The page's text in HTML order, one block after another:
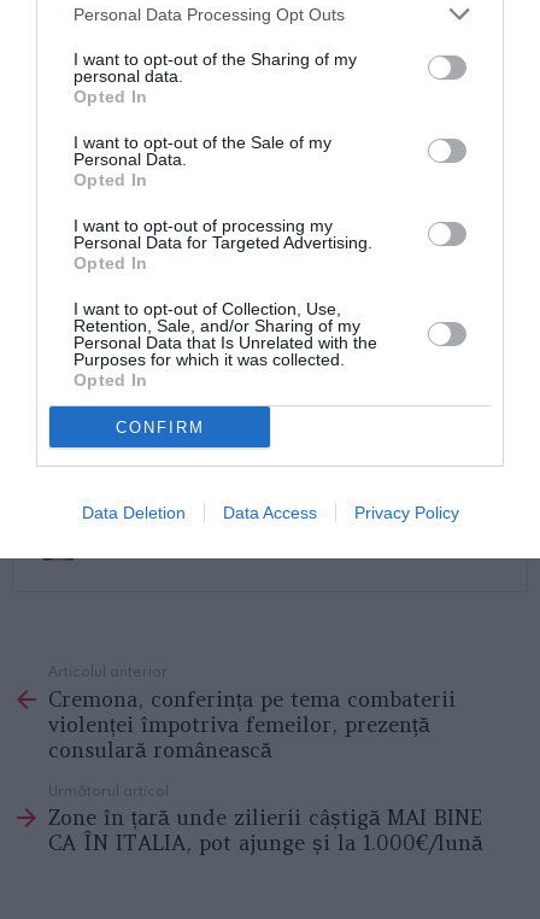
Personal Data Processing Opt Outs
I want to opt-out of the Sharing of my
personal data.
Opted In
I want to opt-out of the Sale of my
Personal Data.
Opted In
I want to opt-out of processing my
Personal Data for Targeted Advertising.
Opted In
I want to opt-out of Collection, Use,
Retention, Sale, and/or Sharing of my
Personal Data that Is Unrelated with the
Purposes for which it was collected.
Opted In
CONFIRM
Data Deletion Data Access Privacy Policy
more
Articolul anterior
Cremona, conferința pe tema combaterii
violenței împotriva femeilor, prezență
consulară românească
Următorul articol
Zone în țară unde zilierii câștigă MAI BINE
CA ÎN ITALIA, pot ajunge și la 1.000€/lună